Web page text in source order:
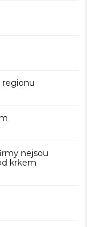
regionu
nejsou
krkem